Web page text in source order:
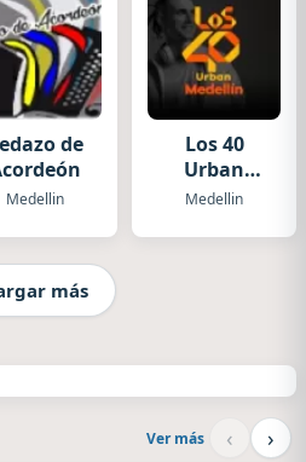
de
Medellin
Los 40
Urban
Medellín
Medellin
más
Ver más ‹ ›